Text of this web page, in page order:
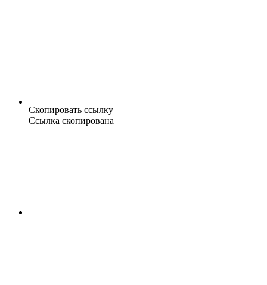
Скопировать ссылку
Ссылка скопирована